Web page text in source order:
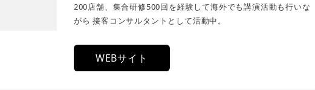
200店舗、集合研修500回を経験して海外でも講演活動も行いな
がら 接客コンサルタントとして活動中。
WEBサイト